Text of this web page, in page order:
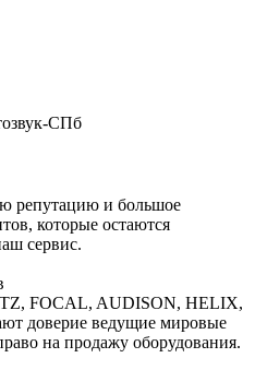
СПб
репутацию и большое
которые остаются
сервис.
FOCAL, AUDISON, HELIX,
доверие ведущие мировые
на продажу оборудования.